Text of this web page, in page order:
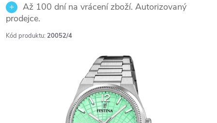
Až 100 dní na vrácení zboží. Autorizovaný
prodejce.
Kód produktu: 20052/4